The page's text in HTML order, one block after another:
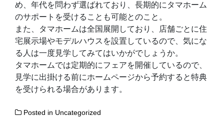
め、年代を問わず選ばれており、長期的にタマホーム
のサポートを受けることも可能とのこと。
また、タマホームは全国展開しており、店舗ごとに住
宅展示場やモデルハウスを設置しているので、気にな
る人は一度見学してみてはいかがでしょうか。
タマホームでは定期的にフェアを開催しているので、
見学に出掛ける前にホームページから予約すると特典
を受けられる場合があります。
Posted in Uncategorized